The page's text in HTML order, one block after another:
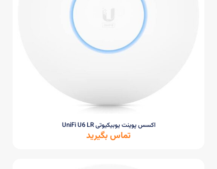
اکسس پوینت یوبیکیوتی UniFi U6 LR
تماس بگیرید